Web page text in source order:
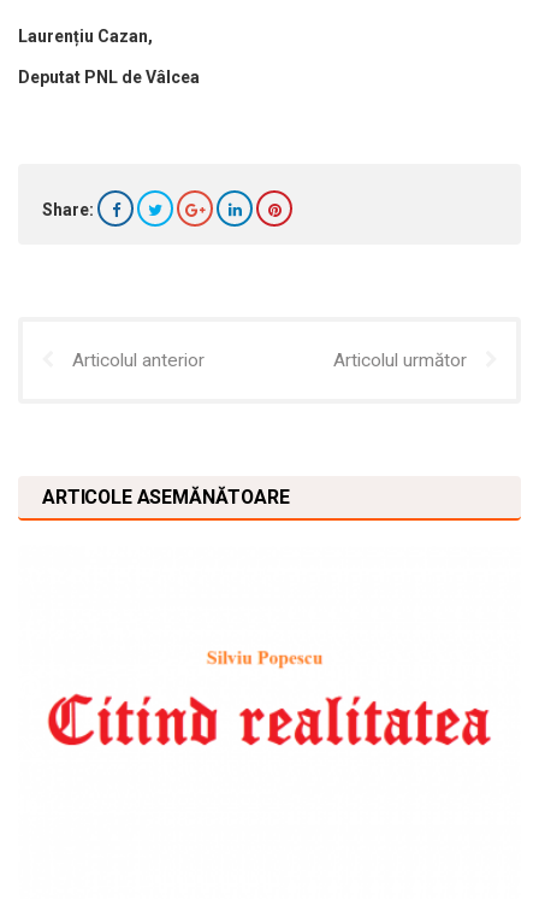
Laurențiu Cazan,
Deputat PNL de Vâlcea
Share:
Articolul anterior Articolul următor
ARTICOLE ASEMĂNĂTOARE